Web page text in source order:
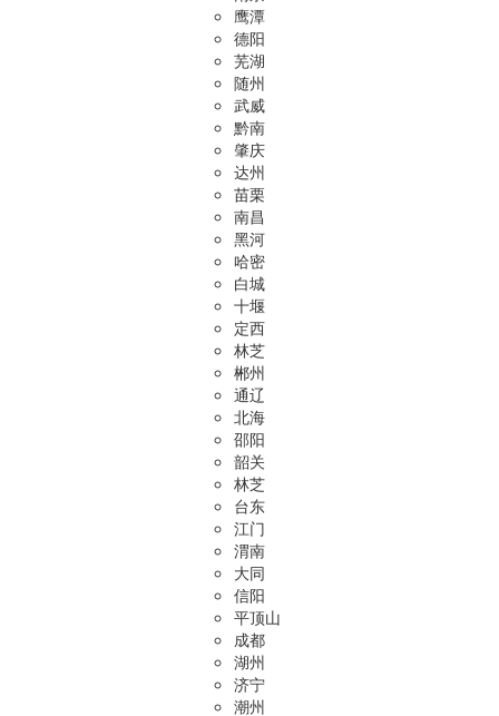
鹰潭
德阳
芜湖
随州
武威
黔南
肇庆
达州
苗栗
南昌
黑河
哈密
白城
十堰
定西
林芝
郴州
通辽
北海
邵阳
韶关
林芝
台东
江门
渭南
大同
信阳
平顶山
成都
湖州
济宁
潮州